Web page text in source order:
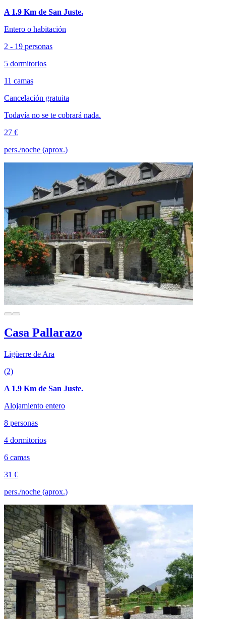
A 1.9 Km de San Juste.
Entero o habitación
2 - 19 personas
5 dormitorios
11 camas
Cancelación gratuita
Todavía no se te cobrará nada.
27 €
pers./noche (aprox.)
Casa Pallarazo
Ligüerre de Ara
(2)
A 1.9 Km de San Juste.
Alojamiento entero
8 personas
4 dormitorios
6 camas
31 €
pers./noche (aprox.)